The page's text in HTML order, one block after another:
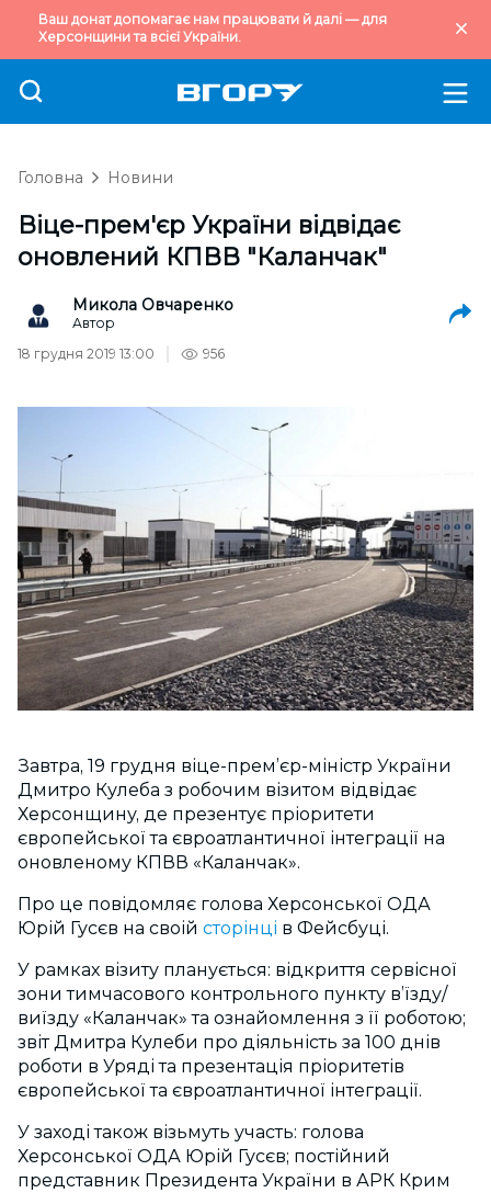
Ваш донат допомагає нам працювати й далі — для
Херсонщини та всієї України.
Головна Новини
Віце-прем'єр України відвідає
оновлений КПВВ "Каланчак"
Микола Овчаренко
Автор
18 грудня 2019 13:00
956
Завтра, 19 грудня віце-прем’єр-міністр України
Дмитро Кулеба з робочим візитом відвідає
Херсонщину, де презентує пріоритети
європейської та євроатлантичної інтеграції на
оновленому КПВВ «Каланчак».
Про це повідомляє голова Херсонської ОДА
Юрій Гусєв на своій сторінці в Фейсбуці.
У рамках візиту планується: відкриття сервісної
зони тимчасового контрольного пункту в’їзду/
виїзду «Каланчак» та ознайомлення з її роботою;
звіт Дмитра Кулеби про діяльність за 100 днів
роботи в Уряді та презентація пріоритетів
європейської та євроатлантичної інтеграції.
У заході також візьмуть участь: голова
Херсонської ОДА Юрій Гусєв; постійний
представник Президента України в АРК Крим